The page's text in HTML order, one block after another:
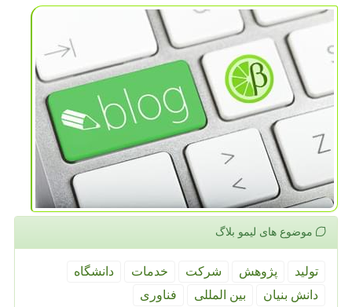
موضوع های لیمو بلاگ
تولید پژوهش شركت خدمات
دانشگاه
دانش بنیان
بین المللی فناوری